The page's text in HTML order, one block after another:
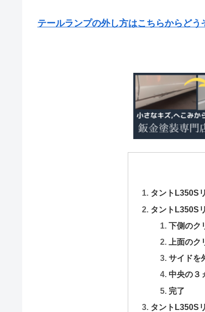
テールランプの外し方はこちらからどう
タントL350S
タントL350S
下側のク
上面の
サイドを
中央の３
完了
タントL350S